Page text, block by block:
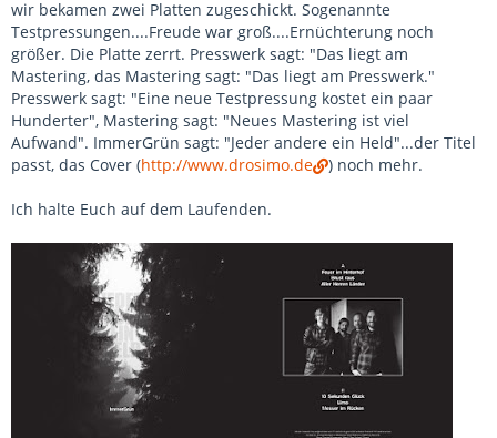
wir bekamen zwei Platten zugeschickt. Sogenannte
Testpressungen....Freude war groß....Ernüchterung noch
größer. Die Platte zerrt. Presswerk sagt: "Das liegt am
Mastering, das Mastering sagt: "Das liegt am Presswerk."
Presswerk sagt: "Eine neue Testpressung kostet ein paar
Hunderter", Mastering sagt: "Neues Mastering ist viel
Aufwand". ImmerGrün sagt: "Jeder andere ein Held"...der Titel
passt, das Cover (http://www.drosimo.de ) noch mehr.
Ich halte Euch auf dem Laufenden.